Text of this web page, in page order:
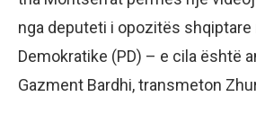
nga deputeti i opozitës shqiptare
Demokratike (PD) – e cila është
Gazment Bardhi, transmeton